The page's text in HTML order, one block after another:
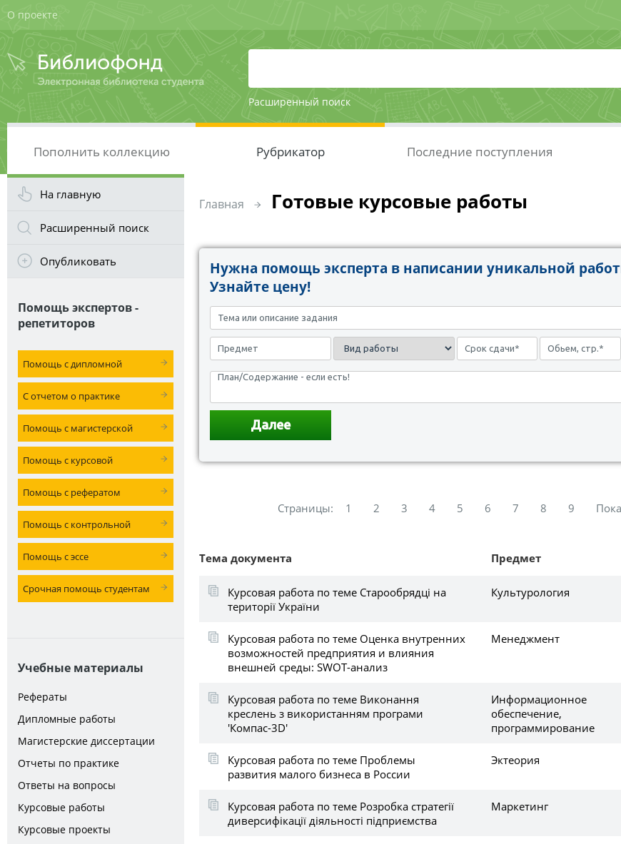
О проекте
Расширенный поиск
Пополнить коллекцию Рубрикатор Последние поступления
На главную
Расширенный поиск
Опубликовать
Помощь экспертов -
репетиторов
Помощь с дипломной
С отчетом о практике
Помощь с магистерской
Помощь с курсовой
Помощь с рефератом
Помощь с контрольной
Помощь с эссе
Срочная помощь студентам
Учебные материалы
Рефераты
Дипломные работы
Магистерские диссертации
Отчеты по практике
Ответы на вопросы
Курсовые работы
Курсовые проекты
Главная Готовые курсовые работы
Нужна помощь эксперта в написании уникальной
Узнайте цену!
Страницы: 1 2 3 4 5 6 7 8 9
Тема документа Предмет
Курсовая работа по теме Старообрядці на
території України
Культурология
Курсовая работа по теме Оценка внутренних
возможностей предприятия и влияния
внешней среды: SWOT-анализ
Менеджмент
Курсовая работа по теме Виконання
креслень з використанням програми
'Компас-3D'
Информационное
обеспечение,
программирование
Курсовая работа по теме Проблемы
развития малого бизнеса в России
Эктеория
Курсовая работа по теме Розробка стратегії
диверсифікації діяльності підприємства
Маркетинг